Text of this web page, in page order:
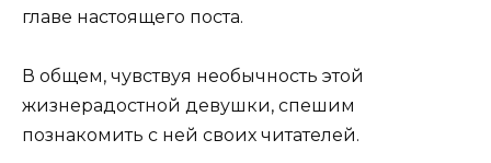
главе настоящего поста.
В общем, чувствуя необычность этой
жизнерадостной девушки, спешим
познакомить с ней своих читателей.